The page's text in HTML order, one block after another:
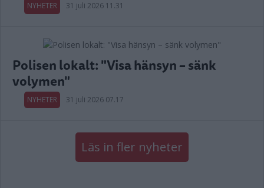
NYHETER 31 juli 2026 11.31
Polisen lokalt: "Visa hänsyn – sänk
volymen"
NYHETER 31 juli 2026 07.17
Läs in fler nyheter